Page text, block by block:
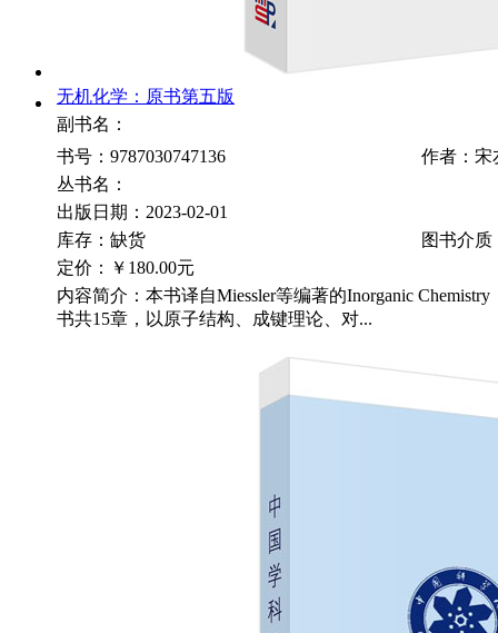
无机化学：原书第五版
副书名：
书号：9787030747136
作者：宋
丛书名：
出版日期：2023-02-01
库存：缺货
图书介质
定价：
￥180.00元
内容简介：本书译自Miessler等编著的Inorganic
书共15章，以原子结构、成键理论、对...